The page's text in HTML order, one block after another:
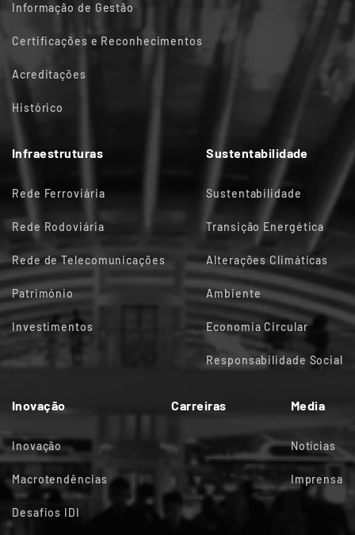
Informação de Gestão
Certificações e Reconhecimentos
Acreditações
Histórico
Infraestruturas
Rede Ferroviária
Rede Rodoviária
Rede de Telecomunicações
Património
Investimentos
Sustentabilidade
Sustentabilidade
Transição Energética
Alterações Climáticas
Ambiente
Economia Circular
Responsabilidade Social
Inovação
Inovação
Macrotendências
Desafios IDI
Carreiras Media
Notícias
Imprensa